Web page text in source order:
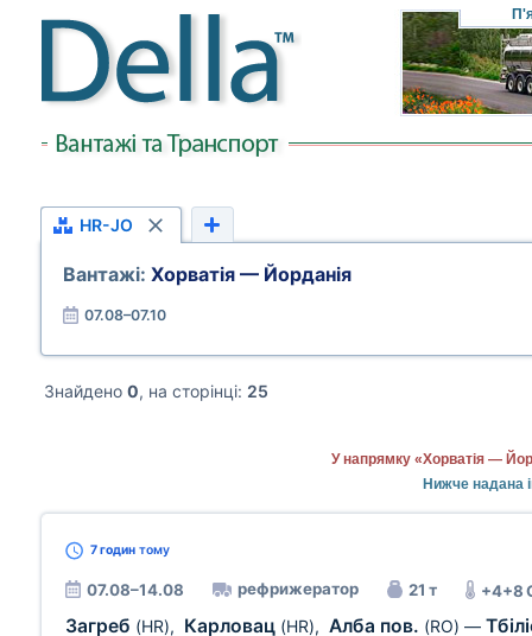
HR-JO
Вантажі: Хорватія — Йорданія
07.08–07.10
Знайдено 0, на сторінці: 25
У напрямку «Хорватія —
Нижче надана
7 годин тому
07.08–14.08 рефрижератор 21 т +4+8
Загреб (HR), Карловац (HR), Алба пов. (RO) —